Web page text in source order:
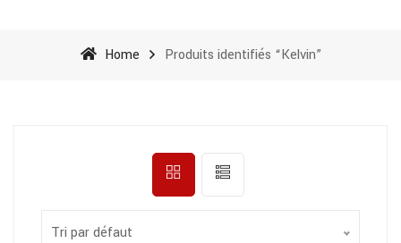
Home Produits identifiés “Kelvin”
Tri par défaut